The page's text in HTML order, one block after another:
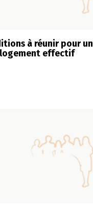
à réunir pour un
effectif